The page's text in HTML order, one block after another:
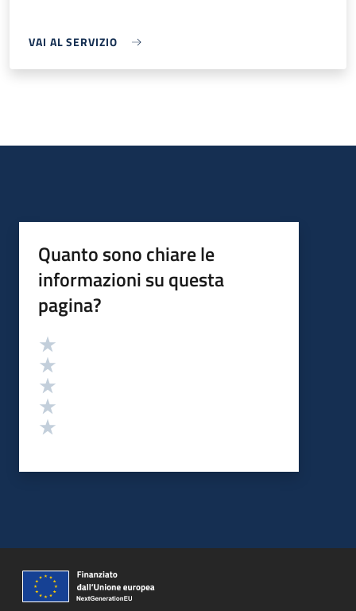
VAI AL SERVIZIO
Quanto sono chiare le
informazioni su questa
pagina?
Valutazione